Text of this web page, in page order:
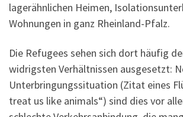
lagerähnlichen Heimen,
Wohnungen in ganz Rheinland-Pfalz.
Die Refugees sehen sich dort häufig
widrigsten Verhältnissen ausgesetzt:
Unterbringungssituation (Zitat eines
treat us like animals“) sind dies vor